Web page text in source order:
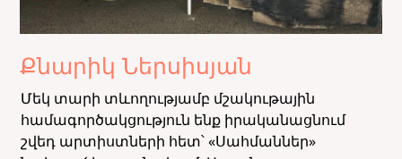
Քնարիկ Ներսիսյան
Մեկ տարի տևողությամբ մշակութային
համագործակցություն ենք իրականացնում
շվեդ արտիստների հետ՝ «Սահմաններ»